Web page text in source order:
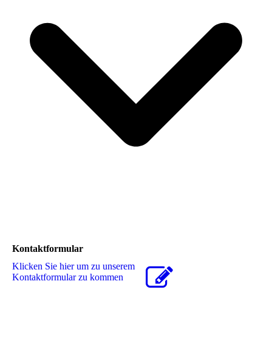
Kontaktformular
Klicken Sie hier um zu unserem
Kon­takt­for­mu­lar zu kommen